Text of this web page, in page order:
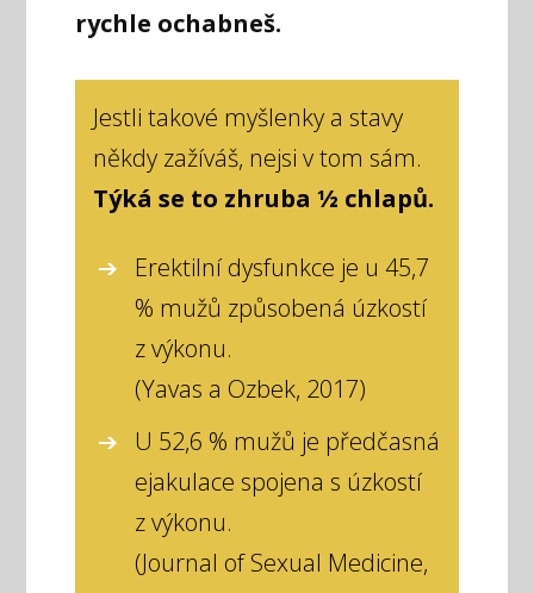
rychle ochabneš.
Jestli takové myšlenky a stavy
někdy zažíváš, nejsi v tom sám.
Týká se to zhruba ½ chlapů.
Erektilní dysfunkce je u 45,7
% mužů způsobená úzkostí
z výkonu.
(Yavas a Ozbek, 2017)
U 52,6 % mužů je předčasná
ejakulace spojena s úzkostí
z výkonu.
(Journal of Sexual Medicine,